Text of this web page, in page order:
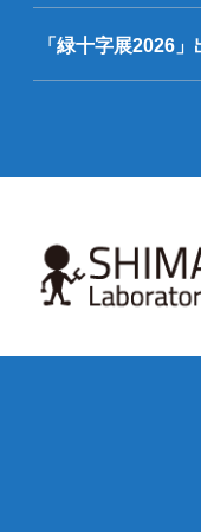
「緑十字展2026